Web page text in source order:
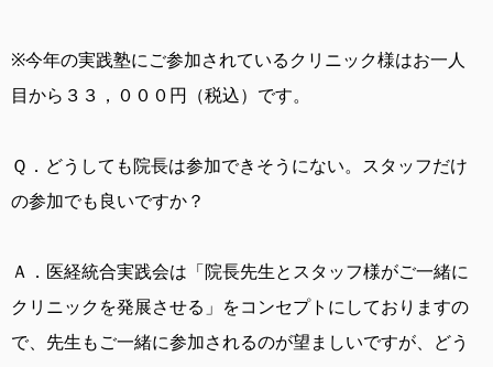
※今年の実践塾にご参加されているクリニック様はお一人
目から３３，０００円（税込）です。
Ｑ． どうしても院長は参加できそうにない。スタッフだけ
の参加でも良いですか？
Ａ． 医経統合実践会は「院長先生とスタッフ様がご一緒に
クリニックを発展させる」をコンセプトにしておりますの
で、先生もご一緒に参加されるのが望ましいですが、どう